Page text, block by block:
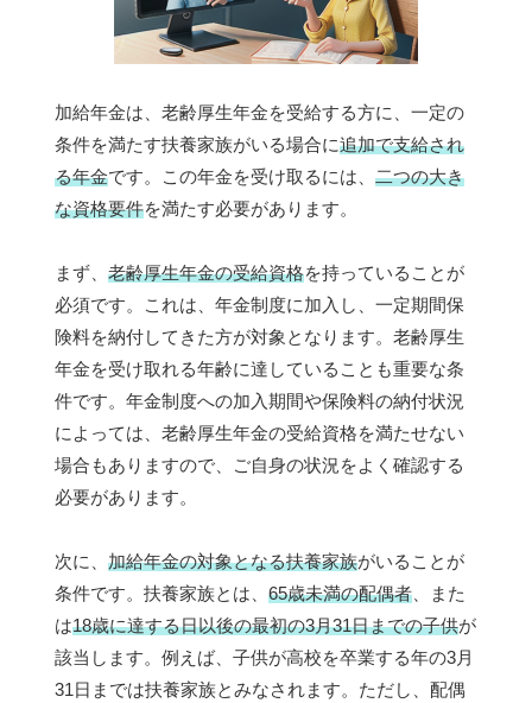
加給年金は、老齢厚生年金を受給する方に、一定の
条件を満たす扶養家族がいる場合に追加で支給され
る年金です。この年金を受け取るには、 二つの大き
な資格要件を満たす必要があります。
まず、 老齢厚生年金の受給資格を持っていることが
必須です。これは、年金制度に加入し、一定期間保
険料を納付してきた方が対象となります。老齢厚生
年金を受け取れる年齢に達していることも重要な条
件です。年金制度への加入期間や保険料の納付状況
によっては、老齢厚生年金の受給資格を満たせない
場合もありますので、ご自身の状況をよく確認する
必要があります。
次に、 加給年金の対象となる扶養家族がいることが
条件です。扶養家族とは、 65歳未満の配偶者 、また
は18歳に達する日以後の最初の3月31日までの子供が
該当します。例えば、子供が高校を卒業する年の3月
31日までは扶養家族とみなされます。ただし、配偶